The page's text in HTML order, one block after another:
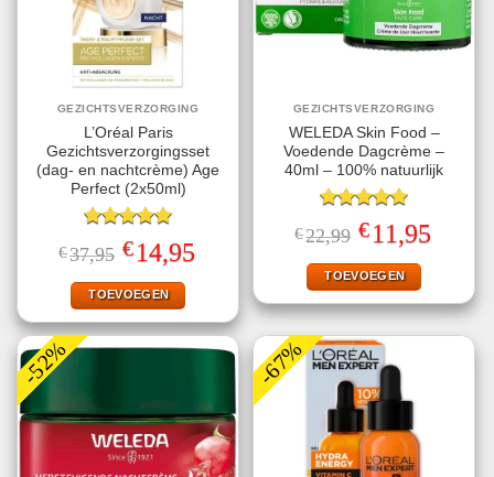
GEZICHTSVERZORGING
L’Oréal Paris
Gezichtsverzorgingsset
(dag- en nachtcrème) Age
Perfect (2x50ml)
Gewaardeerd
5.00uit 5
€37,95 Oorspronkelijke
prijs
was:
€37,95.
€14,95prijs
TOEVOEGEN
GEZICHTSVERZORGING
WELEDA Skin Food –
Voedende Dagcrème –
40ml – 100% natuurlijk
Gewaardeerd
5.00uit 5
€22,99 Oorspronkelijke
prijs
was:
€22,99.
€11,95prijs
TOEVOEGEN
-52% -67%